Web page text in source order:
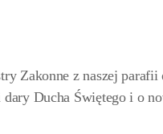
Zakonne z naszej parafii
dary Ducha Świętego i o